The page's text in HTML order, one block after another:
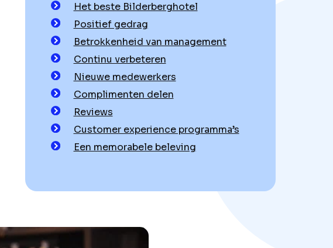
Het beste Bilderberghotel
Positief gedrag
Betrokkenheid van management
Continu verbeteren
Nieuwe medewerkers
Complimenten delen
Reviews
Customer experience programma’s
Een memorabele beleving